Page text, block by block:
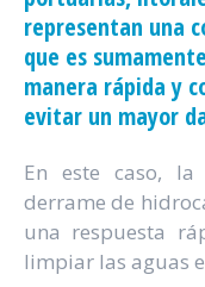
representan una
que es
manera rápida y
evitar un mayor
En este caso,
derrame de
una respuesta
limpiar las aguas